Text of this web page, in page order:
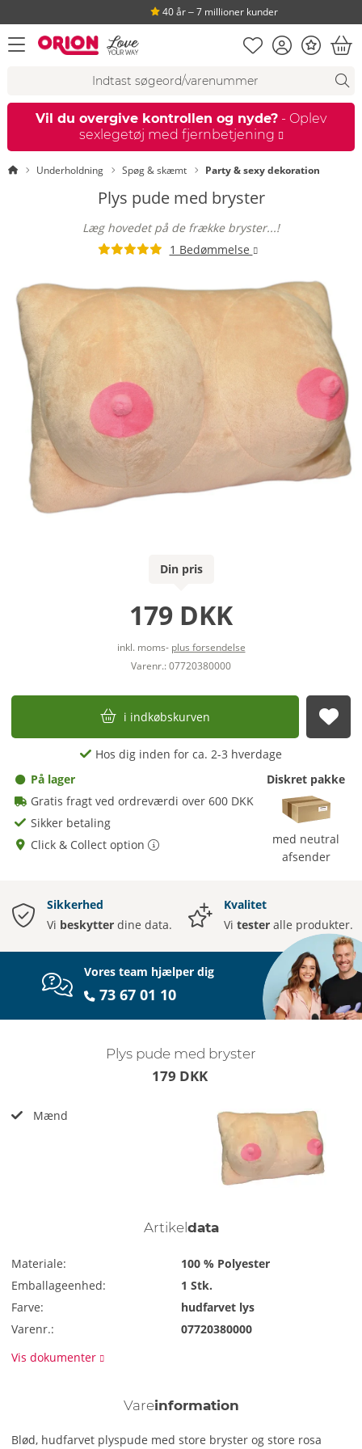
40 år ‒ 7 millioner kunder
åbn menu Huskeseddel
Kundekonto
Bonus
Vil du overgive kontrollen og nyde? - Oplev
sexlegetøj med fjernbetjening
StartsideUnderholdning Spøg & skæmt Party & sexy dekoration
Plys pude med bryster
Læg hovedet på de frække bryster...!
1 Bedømmelse
Din pris
179 DKK
inkl. moms- plus forsendelse
Varenr.: 07720380000
i indkøbskurven
Hos dig inden for ca. 2-3 hverdage
På lager
Gratis fragt ved ordreværdi over 600 DKK
Sikker betaling
Click & Collect option
Diskret pakke
med neutral
afsender
Sikkerhed
Vi beskytter dine data.
Kvalitet
Vi tester alle produkter.
Vores team hjælper dig
73 67 01 10
Plys pude med bryster
179 DKK
Mænd
Artikel data
Materiale:
100 % Polyester
Emballageenhed:
1 Stk.
Farve:
hudfarvet lys
Varenr.:
07720380000
Vis dokumenter
Vareinformation
Blød, hudfarvet plyspude med store bryster og store rosa